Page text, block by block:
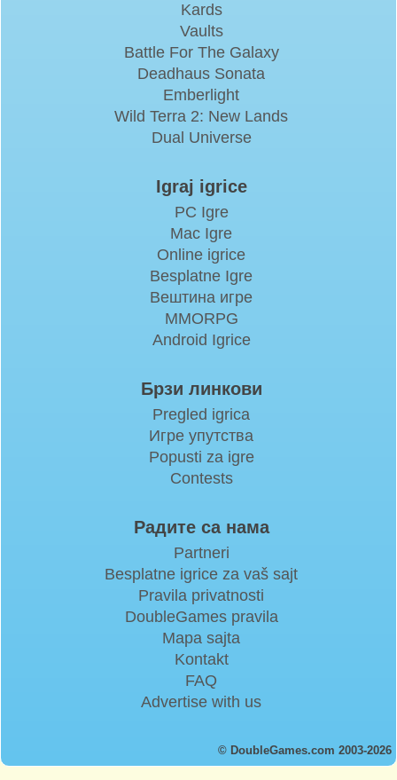
Kards
Vaults
Battle For The Galaxy
Deadhaus Sonata
Emberlight
Wild Terra 2: New Lands
Dual Universe
Igraj igrice
PC Igre
Mac Igre
Online igrice
Besplatne Igre
Вештина игре
MMORPG
Android Igrice
Брзи линкови
Pregled igrica
Игре упутства
Popusti za igre
Contests
Радите са нама
Partneri
Besplatne igrice za vaš sajt
Pravila privatnosti
DoubleGames pravila
Mapa sajta
Kontakt
FAQ
Advertise with us
© DoubleGames.com 2003-2026